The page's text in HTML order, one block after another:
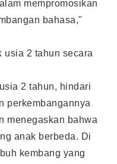
mempromosikan
bahasa,"
usia 2 tahun secara
2 tahun, hindari
perkembangannya
menegaskan bahwa
anak berbeda. Di
kembang yang